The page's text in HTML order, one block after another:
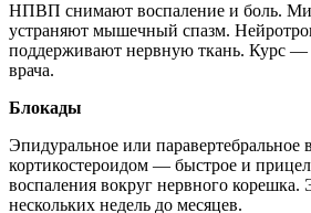
НПВП снимают воспаление и боль.
устраняют мышечный спазм.
поддерживают нервную ткань. Курс —
врача.
Блокады
Эпидуральное или паравертебральное
кортикостероидом — быстрое и
воспаления вокруг нервного корешка.
нескольких недель до месяцев.